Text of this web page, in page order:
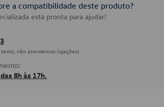
a compatibilidade deste produto?
está pronta para ajudar!
não atendemos ligações)
8h às 17h.